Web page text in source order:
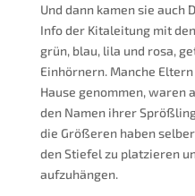
Und dann kamen sie auch
Info der Kitaleitung mit
grün, blau, lila und rosa,
Einhörnern. Manche
Hause genommen, waren
den Namen ihrer
die Größeren haben
den Stiefel zu platzieren
aufzuhängen.